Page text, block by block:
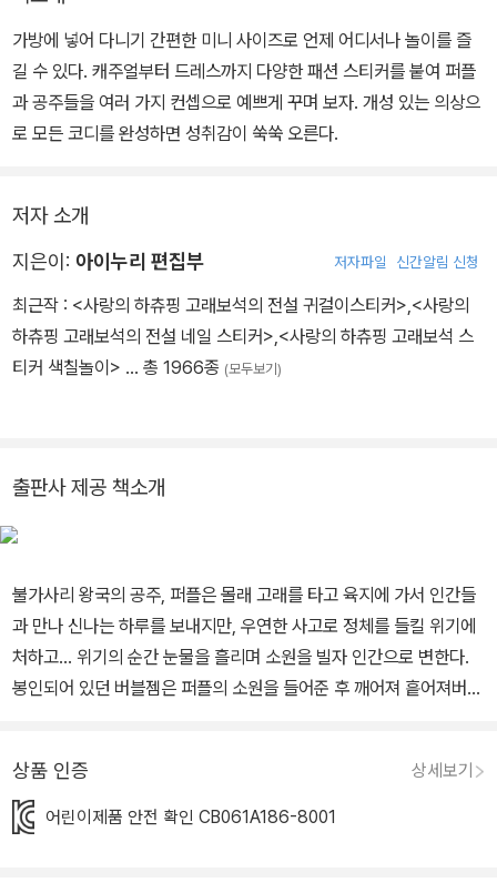
가방에 넣어 다니기 간편한 미니 사이즈로 언제 어디서나 놀이를 즐
길 수 있다. 캐주얼부터 드레스까지 다양한 패션 스티커를 붙여 퍼플
과 공주들을 여러 가지 컨셉으로 예쁘게 꾸며 보자. 개성 있는 의상으
로 모든 코디를 완성하면 성취감이 쑥쑥 오른다.
저자 소개
지은이: 아이누리 편집부 저자파일 신간알림 신청
최근작 : <사랑의 하츄핑 고래보석의 전설 귀걸이스티커>,<사랑의
하츄핑 고래보석의 전설 네일 스티커>,<사랑의 하츄핑 고래보석 스
티커 색칠놀이> … 총 1966종 (모두보기)
출판사 제공 책소개
불가사리 왕국의 공주, 퍼플은 몰래 고래를 타고 육지에 가서 인간들
과 만나 신나는 하루를 보내지만, 우연한 사고로 정체를 들킬 위기에
처하고… 위기의 순간 눈물을 흘리며 소원을 빌자 인간으로 변한다.
봉인되어 있던 버블젬은 퍼플의 소원을 들어준 후 깨어져 흩어져버리
을 수 있을까? 또 다른 여섯 명의 인어공주들은 과연 누굴까? 친구들
과 화합할수록 강해지는 마법! 조금씩 성숙해지는 인어 공주들의 이
상품 인증 상세보기
어린이제품 안전 확인 CB061A186-8001